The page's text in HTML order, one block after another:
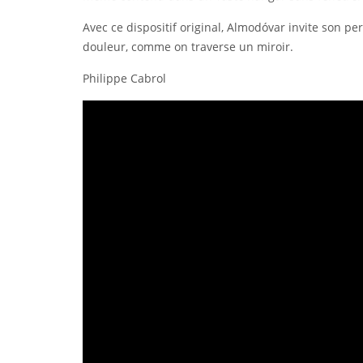
Avec ce dispositif original, Almodóvar invite son
douleur, comme on traverse un miroir.
Philippe Cabrol